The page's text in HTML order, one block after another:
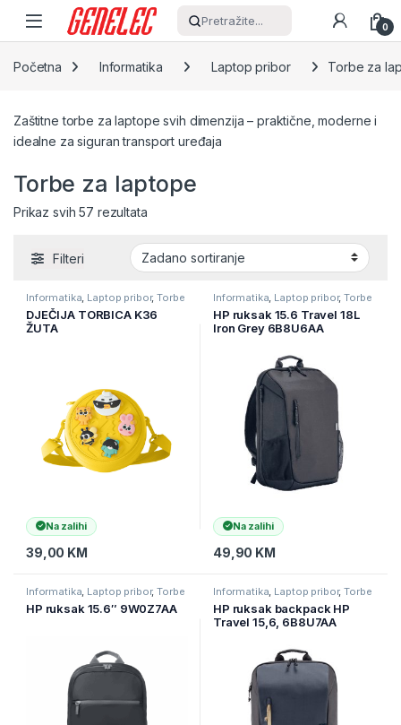
Skip to navigation
Skip to content
Pretražite... 0
Početna Informatika Laptop pribor Torbe za
Zaštitne torbe za laptope svih dimenzija – praktične, moderne i
idealne za siguran transport uređaja
Torbe za laptope
Prikaz svih 57 rezultata
Filteri
Informatika, Laptop pribor,Torbe
za laptope
DJEČIJA TORBICA K36
ŽUTA
Na zalihi
39,00 KM
Informatika, Laptop pribor,Torbe
HP ruksak 15.6 Travel 18L
Iron Grey 6B8U6AA
Na zalihi
49,90 KM
Informatika, Laptop pribor,Torbe
HP ruksak 15.6″ 9W0Z7AA
Informatika, Laptop pribor,Torbe
HP ruksak backpack HP
Travel 15,6, 6B8U7AA